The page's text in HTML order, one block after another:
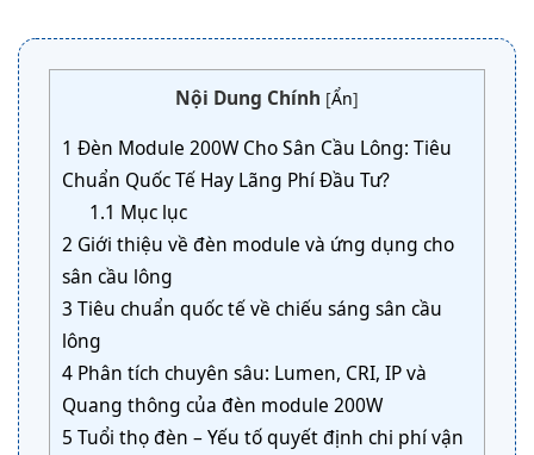
Nội Dung Chính [Ẩn]
1 Đèn Module 200W Cho Sân Cầu Lông: Tiêu
Chuẩn Quốc Tế Hay Lãng Phí Đầu Tư?
1.1 Mục lục
2 Giới thiệu về đèn module và ứng dụng cho
sân cầu lông
3 Tiêu chuẩn quốc tế về chiếu sáng sân cầu
lông
4 Phân tích chuyên sâu: Lumen, CRI, IP và
Quang thông của đèn module 200W
5 Tuổi thọ đèn – Yếu tố quyết định chi phí vận